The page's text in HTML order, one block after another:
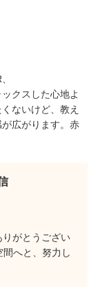
クスした心地よ
ないけど、教え
広がります。赤
がとうござい
へと、努力し